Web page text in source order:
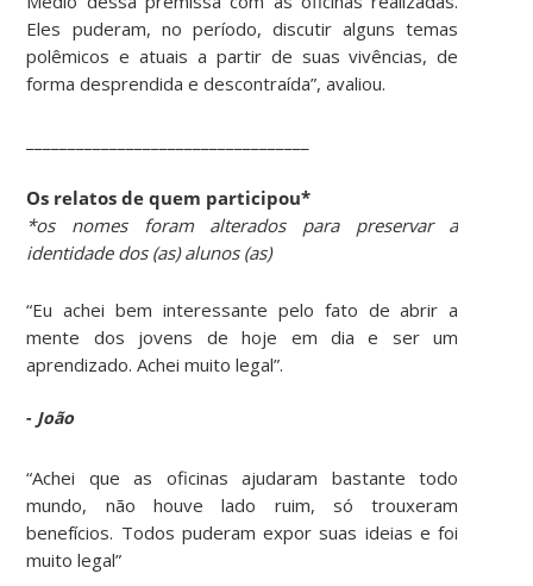
Eles puderam, no período, discutir alguns temas
polêmicos e atuais a partir de suas vivências, de
forma desprendida e descontraída”, avaliou.
Os relatos de quem participou*
*os nomes foram alterados para preservar a
identidade dos (as) alunos (as)
“Eu achei bem interessante pelo fato de abrir a
mente dos jovens de hoje em dia e ser um
aprendizado. Achei muito legal”.
- João
“Achei que as oficinas ajudaram bastante todo
mundo, não houve lado ruim, só trouxeram
benefícios. Todos puderam expor suas ideias e foi
muito legal”